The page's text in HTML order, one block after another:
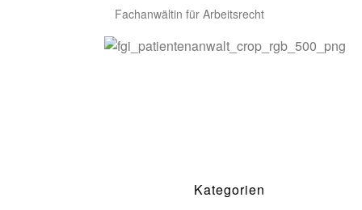
Fachanwältin für Arbeitsrecht
Kategorien